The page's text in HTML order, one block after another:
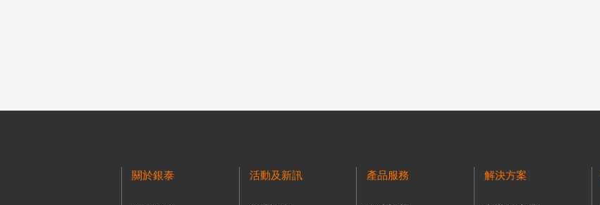
關於銀泰 活動及新訊 產品服務 解決方案